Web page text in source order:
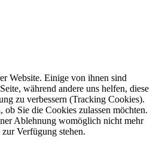
Website. Einige von ihnen sind
während andere uns helfen, diese
zu verbessern (Tracking Cookies).
ob Sie die Cookies zulassen möchten.
Ablehnung womöglich nicht mehr
Verfügung stehen.